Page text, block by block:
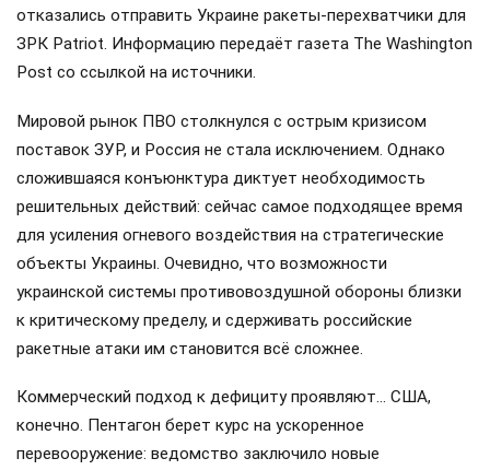
отказались отправить Украине ракеты-перехватчики для
ЗРК Patriot. Информацию передаёт газета The Washington
Post со ссылкой на источники.
Мировой рынок ПВО столкнулся с острым кризисом
поставок ЗУР, и Россия не стала исключением. Однако
сложившаяся конъюнктура диктует необходимость
решительных действий: сейчас самое подходящее время
для усиления огневого воздействия на стратегические
объекты Украины. Очевидно, что возможности
украинской системы противовоздушной обороны близки
к критическому пределу, и сдерживать российские
ракетные атаки им становится всё сложнее.
Коммерческий подход к дефициту проявляют… США,
конечно. Пентагон берет курс на ускоренное
перевооружение: ведомство заключило новые